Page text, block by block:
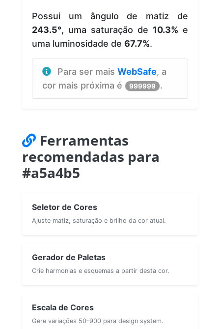
Possui um ângulo de matiz de
243.5°, uma saturação de 10.3% e
uma luminosidade de 67.7%.
Para ser mais WebSafe, a
cor mais próxima é
999999 .
Ferramentas
recomendadas para
#a5a4b5
Seletor de Cores
Ajuste matiz, saturação e brilho da cor atual.
Gerador de Paletas
Crie harmonias e esquemas a partir desta cor.
Escala de Cores
Gere variações 50–900 para design system.